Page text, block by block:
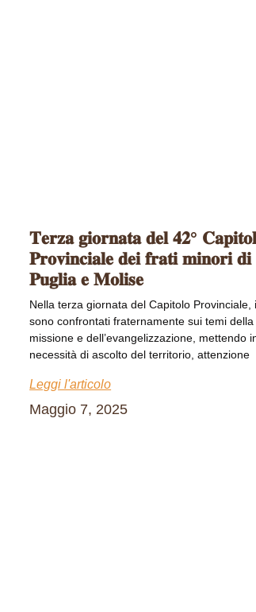
𝐓𝐞𝐫𝐳𝐚 𝐠𝐢𝐨𝐫𝐧𝐚𝐭𝐚 𝐝𝐞𝐥 𝟒𝟐°
𝐏𝐫𝐨𝐯𝐢𝐧𝐜𝐢𝐚𝐥𝐞 𝐝𝐞𝐢 𝐟𝐫𝐚𝐭𝐢 𝐦𝐢𝐧𝐨𝐫𝐢 𝐝𝐢
𝐏𝐮𝐠𝐥𝐢𝐚 𝐞 𝐌𝐨𝐥𝐢𝐬𝐞
Nella terza giornata del Capitolo Provinciale,
sono confrontati fraternamente sui temi della
missione e dell’evangelizzazione, mettendo
necessità di ascolto del territorio, attenzione
Leggi l'articolo
Maggio 7, 2025